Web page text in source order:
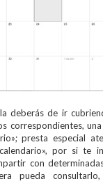
deberás de ir
correspondientes,
presta especial
por si te
con
pueda